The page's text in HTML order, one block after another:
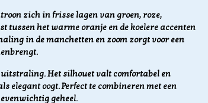
zich in frisse lagen van groen, roze,
het warme oranje en de koelere accenten
in de manchetten en zoom zorgt voor een
uitstraling. Het silhouet valt comfortabel en
elegant oogt. Perfect te combineren met een
geheel.